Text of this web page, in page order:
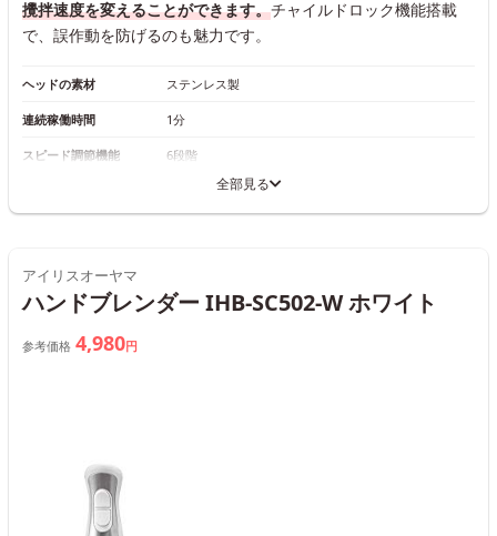
攪拌速度を変えることができます。チャイルドロック機能搭載
で、誤作動を防げるのも魅力です。
ヘッドの素材 ステンレス製
連続稼働時間 1分
スピード調節機能 6段階
全部見る
アイリスオーヤマ
ハンドブレンダー IHB-SC502-W ホワイト
参考価格 4,980円